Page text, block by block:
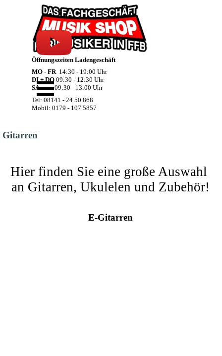
Direkt zum Seiteninhalt
Öffnungszeiten Ladengeschäft
MO - FR14:30 - 19:00 Uhr
DI + DO 09:30 - 12:30 Uhr
SA09:30 - 13:00 Uhr
Tel: 08141 - 24 50 868
Mobil: 0179 - 107 5857
Menü überspringen
Gitarren
Hier finden Sie eine große Auswahl
an Gitarren, Ukulelen und Zubehör!
E-Gitarren